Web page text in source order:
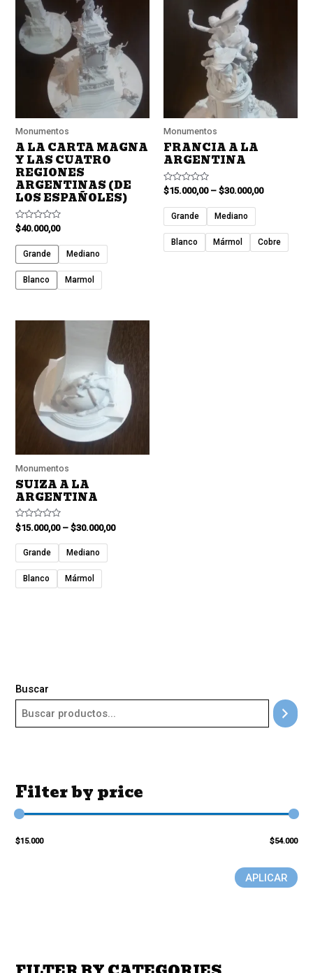
Buscar
Filter by price
$15.000 $54.000
APLICAR
Monumentos
A LA CARTA MAGNA
Y LAS CUATRO
REGIONES
ARGENTINAS (DE
LOS ESPAÑOLES)
Valorado
en
0
de
$40.000,00
Grande Mediano
Blanco Marmol
Monumentos
FRANCIA A LA
ARGENTINA
Valorado
en
0
de
$15.000,00– $30.000,00
Grande Mediano
Blanco Mármol Cobre
Monumentos
SUIZA A LA
ARGENTINA
Valorado
en
0
de
$15.000,00–$30.000,00
Grande Mediano
Blanco Mármol